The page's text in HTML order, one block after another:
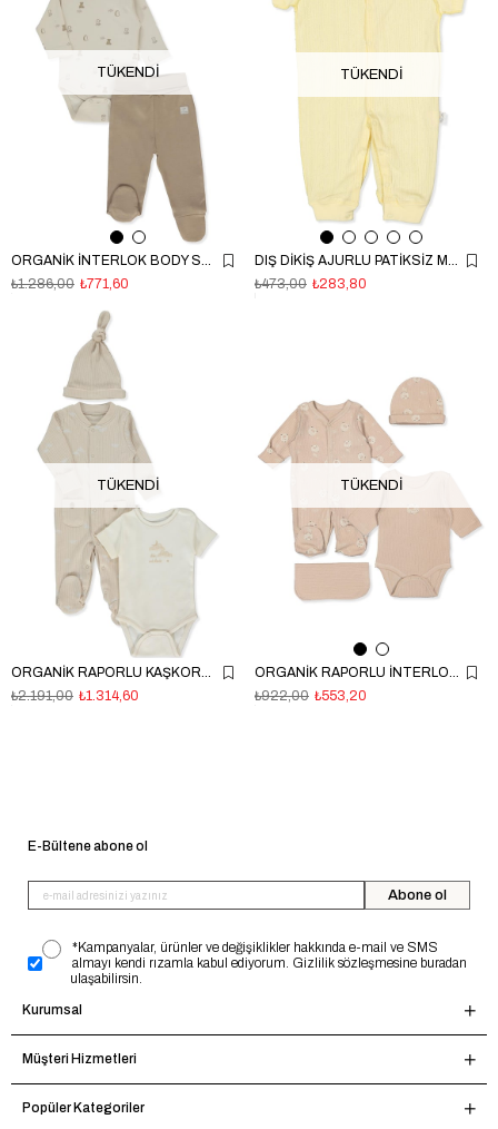
TÜKENDI
₺771,60
₺1.286,00
TÜKENDI
₺283,80
₺473,00
TÜKENDI
ORGANİK RAPORLU KAŞKORSE TULUM SET 3LÜ (ORGANIC BORN WITH LOVE) BEJ
₺1.314,60
₺2.191,00
TÜKENDI
ORGANİK RAPORLU İNTERLOK PREMATURE TULUM SET 4LÜ (ORGANIC LITTLE LAMB) BEJ
₺553,20
₺922,00
E-Bültene abone ol
Abone ol
*Kampanyalar, ürünler ve değişiklikler hakkında e-mail ve SMS
almayı kendi rızamla kabul ediyorum. Gizlilik sözleşmesine buradan
ulaşabilirsin.
Kurumsal
Müşteri Hizmetleri
Popüler Kategoriler